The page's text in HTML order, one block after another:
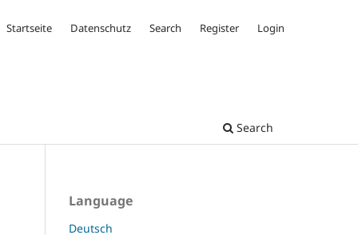
Search
Startseite Datenschutz Search Register Login
Language
Deutsch